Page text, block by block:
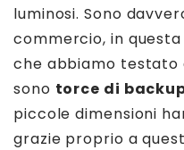
luminosi. Sono
commercio, in
che abbiamo testato
sono torce di
piccole dimensioni
grazie proprio a